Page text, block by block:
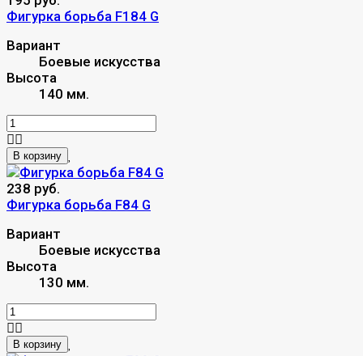
Фигурка борьба F184 G
Вариант
Боевые искусства
Высота
140 мм.
В корзину
238 руб.
Фигурка борьба F84 G
Вариант
Боевые искусства
Высота
130 мм.
В корзину